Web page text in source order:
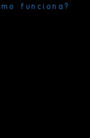
funciona?